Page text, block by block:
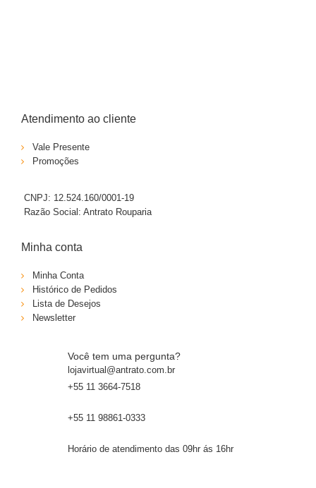
Atendimento ao cliente
Vale Presente
Promoções
CNPJ: 12.524.160/0001-19
Razão Social: Antrato Rouparia
Minha conta
Minha Conta
Histórico de Pedidos
Lista de Desejos
Newsletter
Você tem uma pergunta?
lojavirtual@antrato.com.br
+55 11 3664-7518
+55 11 98861-0333
Horário de atendimento das 09hr ás 16hr